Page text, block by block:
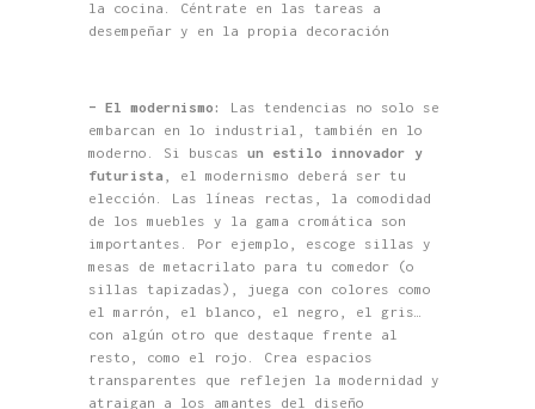
la cocina. Céntrate en las tareas a
desempeñar y en la propia decoración
– El modernismo:
Las tendencias no solo se
embarcan en lo industrial, también en lo
moderno. Si buscas un estilo innovador y
futurista , el modernismo deberá ser tu
elección. Las líneas rectas, la comodidad
de los muebles y la gama cromática son
importantes. Por ejemplo, escoge sillas y
mesas de metacrilato para tu comedor (o
sillas tapizadas), juega con colores como
el marrón, el blanco, el negro, el gris…
con algún otro que destaque frente al
resto, como el rojo. Crea espacios
transparentes que reflejen la modernidad y
atraigan a los amantes del diseño